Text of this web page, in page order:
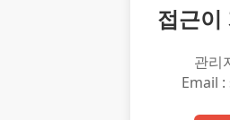
접근이
관리
Email